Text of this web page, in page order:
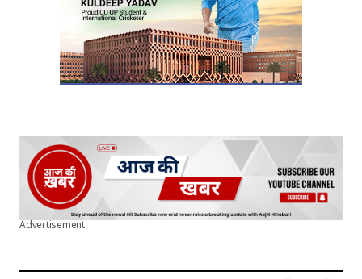
Advertisement